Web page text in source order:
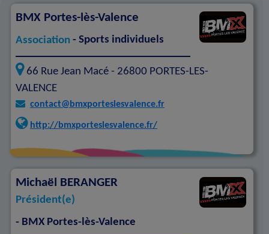
BMX Portes-lès-Valence
Association - Sports individuels
66 Rue Jean Macé - 26800 PORTES-LES-
VALENCE
contact@bmxporteslesvalence.fr
http://bmxporteslesvalence.fr/
Michaël BERANGER
Président(e)
- BMX Portes-lès-Valence